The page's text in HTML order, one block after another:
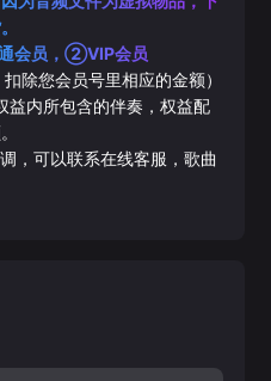
会员，②VIP会员
除您会员号里相应的金额）
益内所包含的伴奏，权益配
，可以联系在线客服，歌曲